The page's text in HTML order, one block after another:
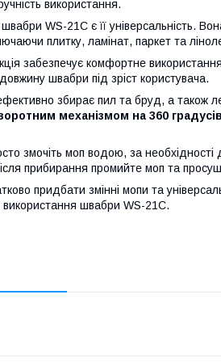
використання.
WS-21C є її універсальність.
плитку, ламінат, паркет та
забезпечує комфортне
швабри під зріст користувача.
збирає пил та бруд, а також
механізмом на 360 градусів
змочіть моп водою, за
прибирання промийте моп та
придбати змінні мопи та
швабри WS-21C.